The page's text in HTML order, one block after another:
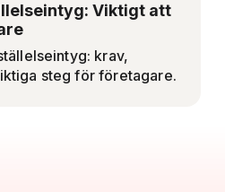
Viktigt att
krav,
steg för företagare.